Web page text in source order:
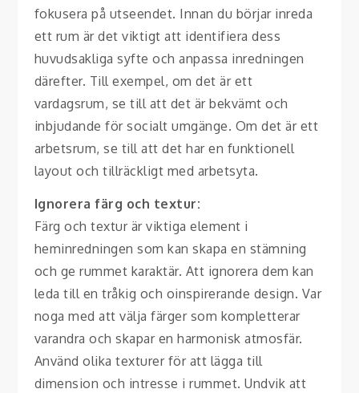
fokusera på utseendet. Innan du börjar inreda
ett rum är det viktigt att identifiera dess
huvudsakliga syfte och anpassa inredningen
därefter. Till exempel, om det är ett
vardagsrum, se till att det är bekvämt och
inbjudande för socialt umgänge. Om det är ett
arbetsrum, se till att det har en funktionell
layout och tillräckligt med arbetsyta.
Ignorera färg och textur:
Färg och textur är viktiga element i
heminredningen som kan skapa en stämning
och ge rummet karaktär. Att ignorera dem kan
leda till en tråkig och oinspirerande design. Var
noga med att välja färger som kompletterar
varandra och skapar en harmonisk atmosfär.
Använd olika texturer för att lägga till
dimension och intresse i rummet. Undvik att